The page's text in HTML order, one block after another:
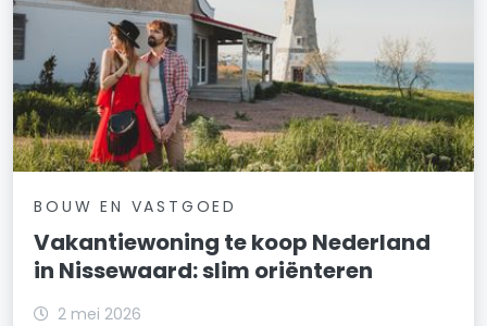
BOUW EN VASTGOED
Vakantiewoning te koop Nederland
in Nissewaard: slim oriënteren
2 mei 2026